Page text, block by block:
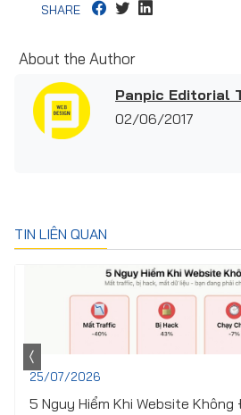
SHARE
About the Author
Panpic Editorial
02/06/2017
TIN LIÊN QUAN
25/07/2026
5 Nguy Hiểm Khi Website